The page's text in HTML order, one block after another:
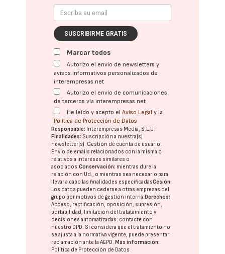
SUSCRIBIRME GRATIS
Marcar todos
Autorizo el envío de newsletters y
avisos informativos personalizados de
interempresas.net
Autorizo el envío de comunicaciones
de terceros vía interempresas.net
He leído y acepto elAviso Legal y la
Política de Protección de Datos
Responsable: Interempresas Media, S.L.U.
Finalidades: Suscripción a nuestra(s)
newsletter(s). Gestión de cuenta de usuario.
Envío de emails relacionados con la misma o
relativos a intereses similares o
asociados.Conservación: mientras dure la
relación con Ud., o mientras sea necesario para
llevar a cabo las finalidades especificadasCesión:
Los datos pueden cederse a otras empresas del
grupo por motivos de gestión interna. Derechos:
Acceso, rectificación, oposición, supresión,
portabilidad, limitación del tratatamiento y
decisiones automatizadas: contacte con
nuestro DPD. Si considera que el tratamiento no
se ajusta a la normativa vigente, puede presentar
reclamación ante laAEPD. Más información:
Política de Protección de Datos